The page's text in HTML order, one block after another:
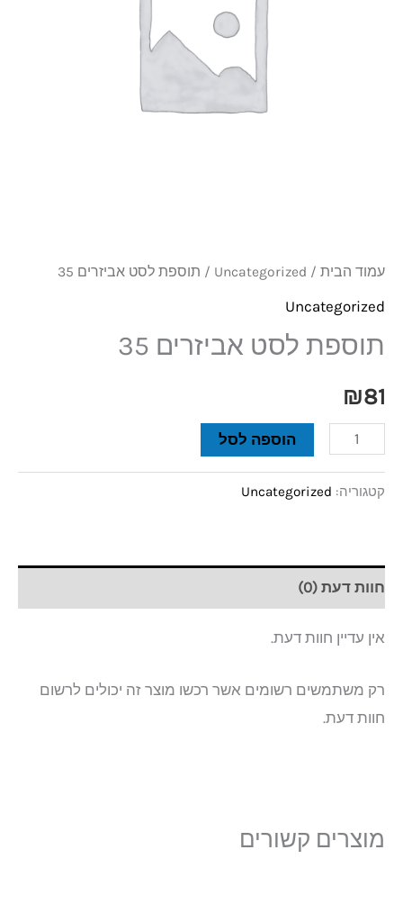
עמוד הבית /
Uncategorized / תוספת לסט אביזרים 35
Uncategorized
תוספת לסט אביזרים 35
₪81
הוספה לסל
קטגוריה: Uncategorized
חוות דעת (0)
אין עדיין חוות דעת.
רק משתמשים רשומים אשר רכשו מוצר זה יכולים לרשום
חוות דעת.
מוצרים קשורים